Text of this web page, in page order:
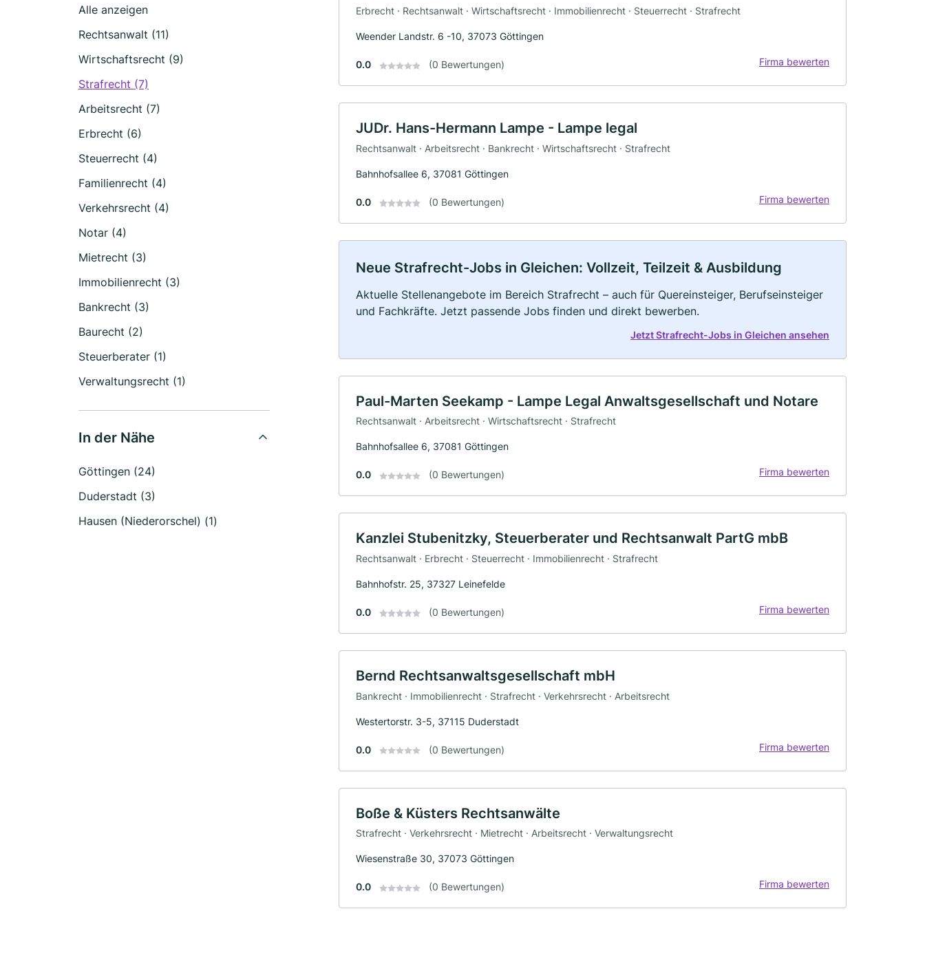
Alle anzeigen
Rechtsanwalt (11)
Wirtschaftsrecht (9)
Strafrecht (7)
Arbeitsrecht (7)
Erbrecht (6)
Steuerrecht (4)
Familienrecht (4)
Verkehrsrecht (4)
Notar (4)
Mietrecht (3)
Immobilienrecht (3)
Bankrecht (3)
Baurecht (2)
Steuerberater (1)
Verwaltungsrecht (1)
In der Nähe
Göttingen (24)
Duderstadt (3)
Hausen (Niederorschel) (1)
Erbrecht · Rechtsanwalt · Wirtschaftsrecht · Immobilienrecht · Steuerrecht · Strafrecht
Weender Landstr. 6 -10, 37073 Göttingen
0.0 (0 Bewertungen) Firma bewerten
JUDr. Hans-Hermann Lampe - Lampe legal
Rechtsanwalt · Arbeitsrecht · Bankrecht · Wirtschaftsrecht · Strafrecht
Bahnhofsallee 6, 37081 Göttingen
0.0 (0 Bewertungen) Firma bewerten
Neue Strafrecht-Jobs in Gleichen: Vollzeit, Teilzeit & Ausbildung
Aktuelle Stellenangebote im Bereich Strafrecht – auch für Quereinsteiger, Berufseinsteiger
und Fachkräfte. Jetzt passende Jobs finden und direkt bewerben.
Jetzt Strafrecht-Jobs in Gleichen ansehen
Paul-Marten Seekamp - Lampe Legal Anwaltsgesellschaft und Notare
Rechtsanwalt · Arbeitsrecht · Wirtschaftsrecht · Strafrecht
Bahnhofsallee 6, 37081 Göttingen
0.0 (0 Bewertungen) Firma bewerten
Kanzlei Stubenitzky, Steuerberater und Rechtsanwalt PartG mbB
Rechtsanwalt · Erbrecht · Steuerrecht · Immobilienrecht · Strafrecht
Bahnhofstr. 25, 37327 Leinefelde
0.0 (0 Bewertungen) Firma bewerten
Bernd Rechtsanwaltsgesellschaft mbH
Bankrecht · Immobilienrecht · Strafrecht · Verkehrsrecht · Arbeitsrecht
Westertorstr. 3-5, 37115 Duderstadt
0.0 (0 Bewertungen) Firma bewerten
Boße & Küsters Rechtsanwälte
Strafrecht · Verkehrsrecht · Mietrecht · Arbeitsrecht · Verwaltungsrecht
Wiesenstraße 30, 37073 Göttingen
0.0 (0 Bewertungen) Firma bewerten